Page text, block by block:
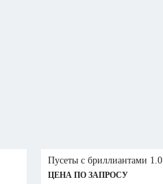
Пусеты с бриллиантами 1.0
ЦЕНА ПО ЗАПРОСУ